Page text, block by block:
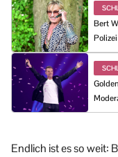
Bert
Polizei
Endlich ist es so weit: